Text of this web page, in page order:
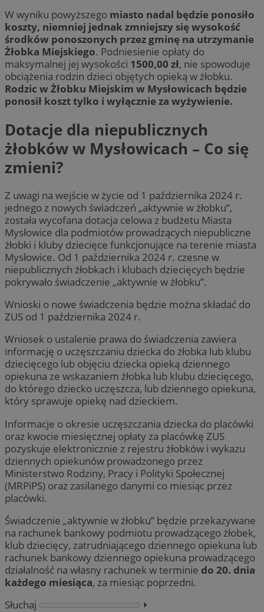
W wyniku powyższego miasto nadal będzie ponosiło
koszty, niemniej jednak zmniejszy się wysokość
środków ponoszonych przez gminę na utrzymanie
Żłobka Miejskiego. Podniesienie opłaty do
maksymalnej jej wysokości 1500,00 zł, nie spowoduje
obciążenia rodzin dzieci objętych opieką w żłobku.
Rodzic w Żłobku Miejskim w Mysłowicach będzie
ponosił koszt tylko i wyłącznie za wyżywienie.
Dotacje dla niepublicznych
żłobków w Mysłowicach – Co się
zmieni?
Z uwagi na wejście w życie od 1 października 2024 r.
jednego z nowych świadczeń „aktywnie w żłobku”,
została wycofana dotacja celowa z budżetu Miasta
Mysłowice dla podmiotów prowadzących niepubliczne
żłobki i kluby dziecięce funkcjonujące na terenie miasta
Mysłowice. Od 1 października 2024 r. czesne w
niepublicznych żłobkach i klubach dziecięcych będzie
pokrywało świadczenie „aktywnie w żłobku”.
Wnioski o nowe świadczenia będzie można składać do
ZUS od 1 października 2024 r.
Wniosek o ustalenie prawa do świadczenia zawiera
informację o uczęszczaniu dziecka do żłobka lub klubu
dziecięcego lub objęciu dziecka opieką dziennego
opiekuna ze wskazaniem żłobka lub klubu dziecięcego,
do którego dziecko uczęszcza, lub dziennego opiekuna,
który sprawuje opiekę nad dzieckiem.
Informacje o okresie uczęszczania dziecka do placówki
oraz kwocie miesięcznej opłaty za placówkę ZUS
pozyskuje elektronicznie z rejestru żłobków i wykazu
dziennych opiekunów prowadzonego przez
Ministerstwo Rodziny, Pracy i Polityki Społecznej
(MRPiPS) oraz zasilanego danymi co miesiąc przez
placówki.
Świadczenie „aktywnie w żłobku” będzie przekazywane
na rachunek bankowy podmiotu prowadzącego żłobek,
klub dziecięcy, zatrudniającego dziennego opiekuna lub
rachunek bankowy dziennego opiekuna prowadzącego
działalność na własny rachunek w terminie do 20. dnia
każdego miesiąca, za miesiąc poprzedni.
Słuchaj
⏵︎